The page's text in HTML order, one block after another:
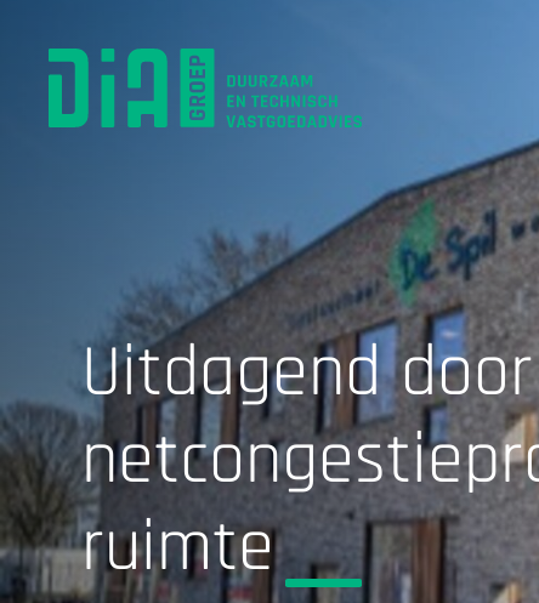
Uitdagend door
ruimte